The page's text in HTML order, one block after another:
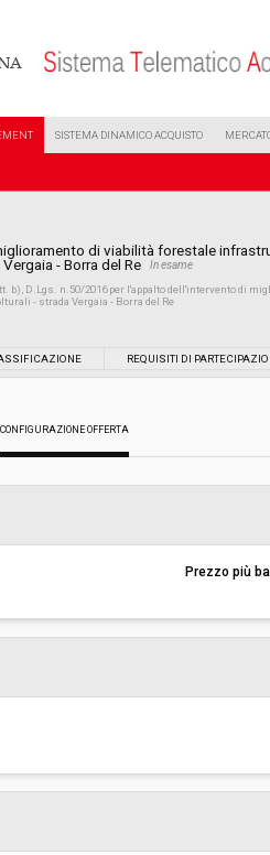
SISTEMA DINAMICO ACQUISTO
di viabilità forestale
- Borra del Re
In esame
b), D.Lgs. n.50/2016 per l'appalto dell'intervento di
- strada Vergaia - Borra del Re
19/06/2018 10:18
COMUNE DI MASSAROSA - SERVIZIO GARE,
REQUISITI DI
CONFIGURAZIONE OFFERTA
Prezzo più